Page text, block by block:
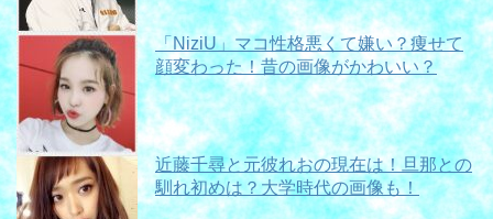
「NiziU」マコ性格悪くて嫌い？痩せて
顔変わった！昔の画像がかわいい？
近藤千尋と元彼れおの現在は！旦那との
馴れ初めは？大学時代の画像も！